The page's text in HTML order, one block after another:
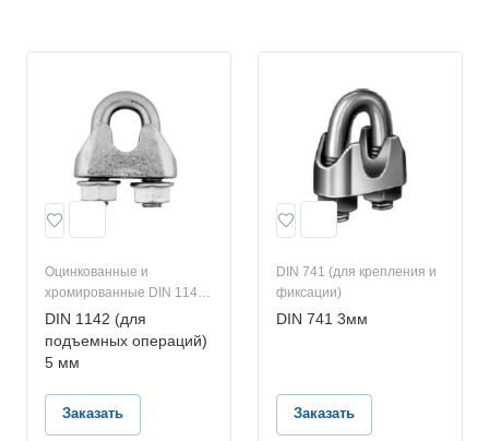
Оцинкованные и
хромированные DIN 1142
(для подъемных
DIN 1142 (для
подъемных операций)
5 мм
Заказать
DIN 741 (для крепления и
фиксации)
DIN 741 3мм
Заказать